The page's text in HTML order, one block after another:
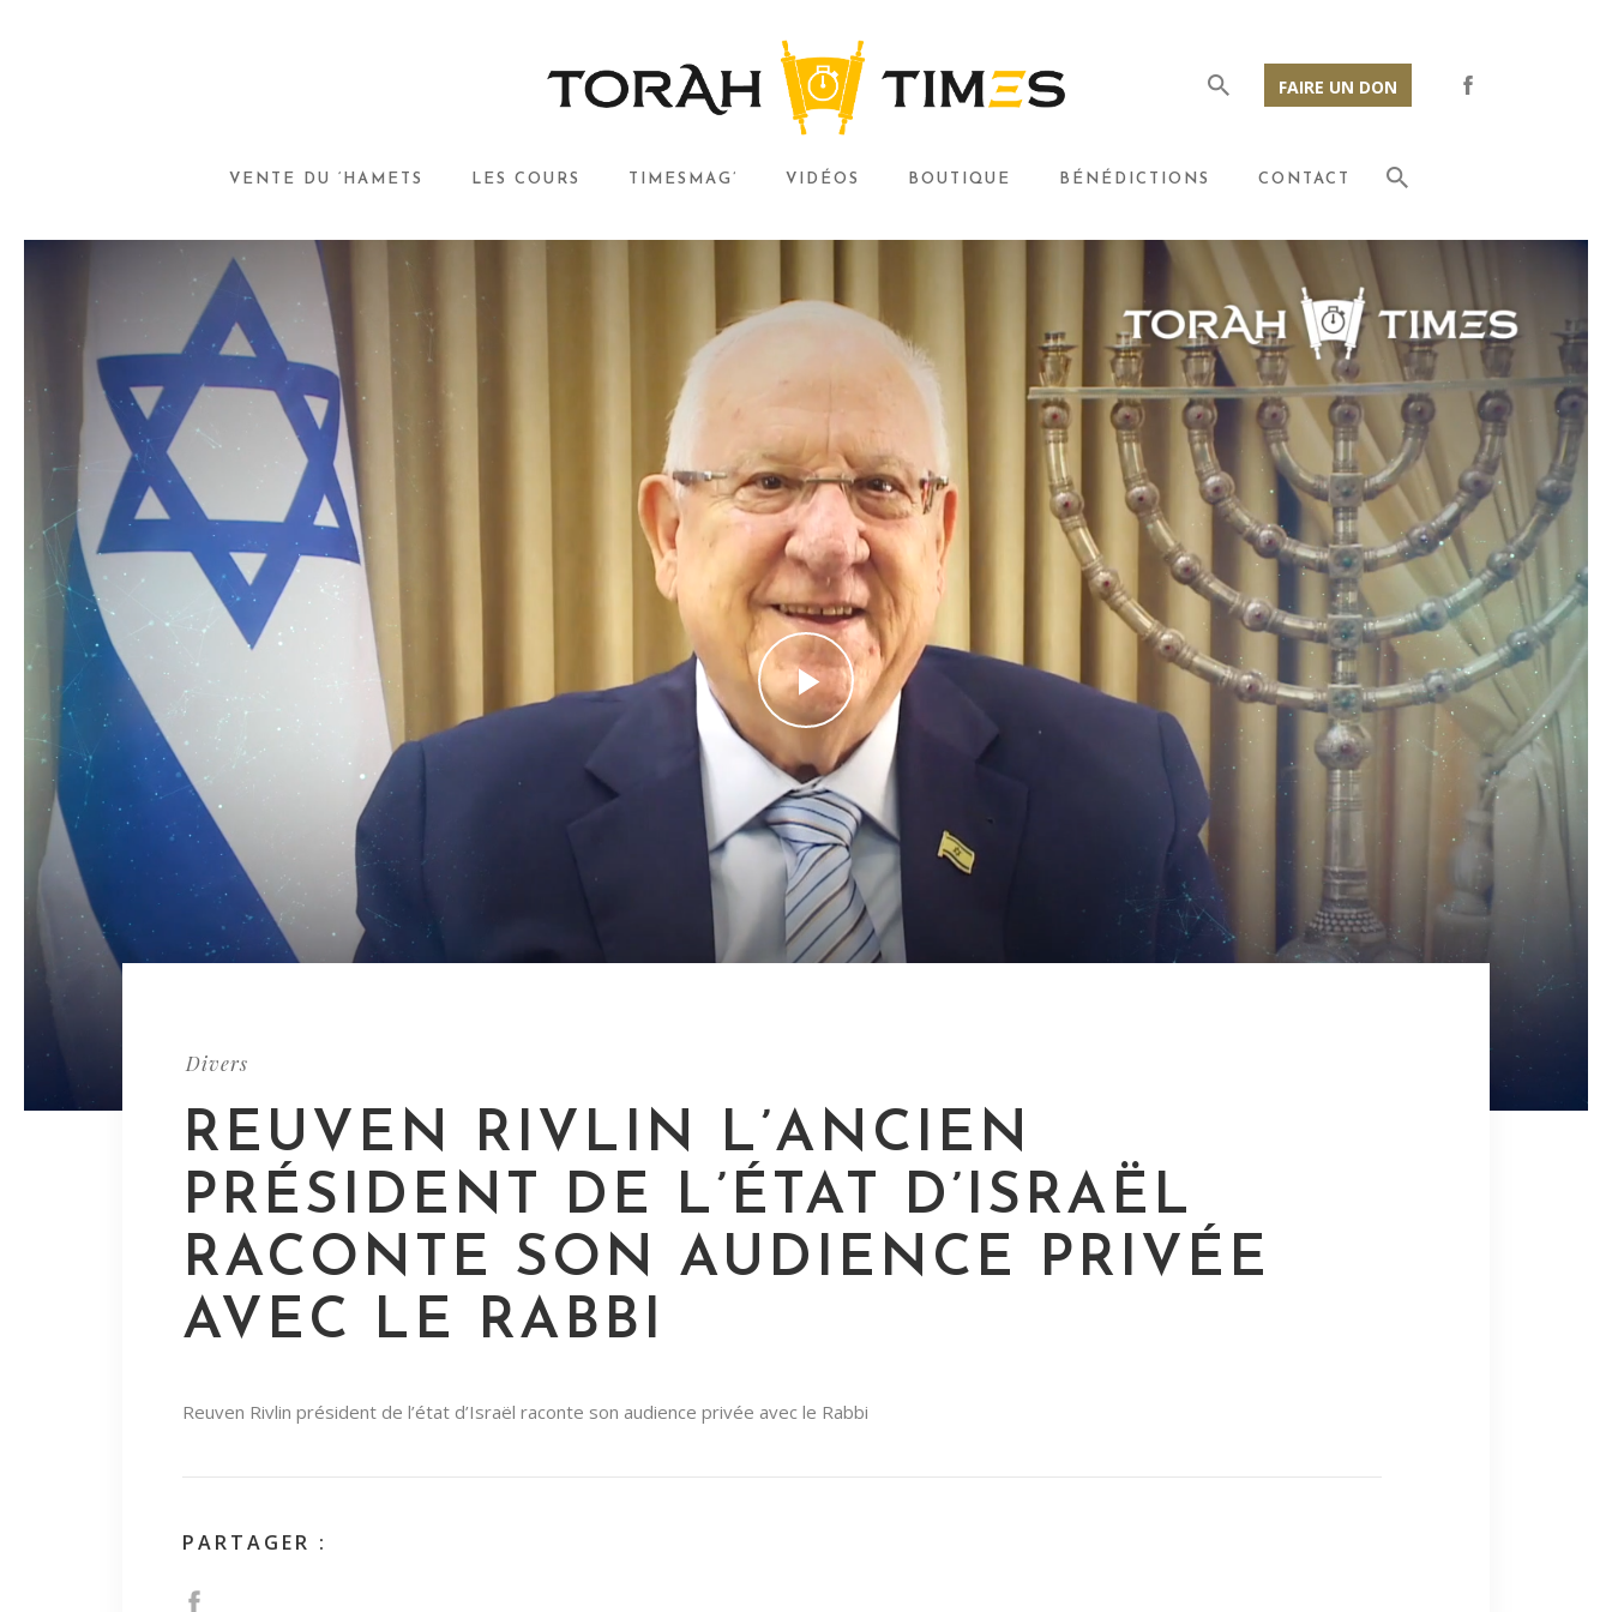
FAIRE UN DON
VENTE DU ‘HAMETS LES COURS TIMESMAG’ VIDÉOS BOUTIQUE BÉNÉDICTIONS CONTACT
Divers
REUVEN RIVLIN L’ANCIEN
PRÉSIDENT DE L’ÉTAT D’ISRAËL
RACONTE SON AUDIENCE PRIVÉE
AVEC LE RABBI
Reuven Rivlin président de l’état d’Israël raconte son audience privée avec le Rabbi
PARTAGER :